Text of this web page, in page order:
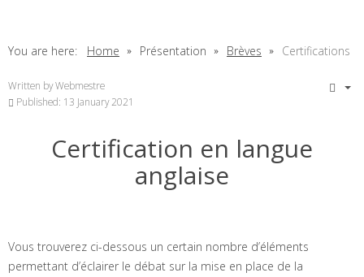
You are here: Home Présentation Brèves Certifications
Written byWebmestre
Published: 13 January 2021
Certification en langue
anglaise
Vous trouverez ci-dessous un certain nombre d’éléments
permettant d’éclairer le débat sur la mise en place de la